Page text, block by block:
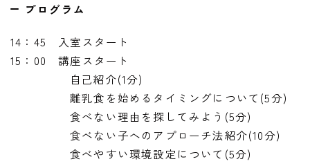
プログラム
14：45 入室スタート
15：00 講座スタート
自己紹介(1分)
離乳食を始めるタイミングについて(5分)
食べない理由を探してみよう(5分)
食べない子へのアプローチ法紹介(10分)
食べやすい環境設定について(5分)